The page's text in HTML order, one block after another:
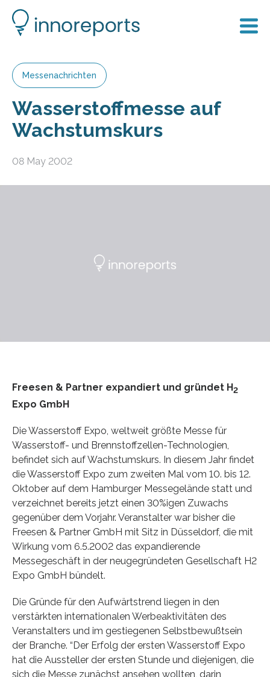
Messenachrichten
Wasserstoffmesse auf
Wachstumskurs
08 May 2002
Freesen & Partner expandiert und gründet H2
Expo GmbH
Die Wasserstoff Expo, weltweit größte Messe für
Wasserstoff- und Brennstoffzellen-Technologien,
befindet sich auf Wachstumskurs. In diesem Jahr findet
die Wasserstoff Expo zum zweiten Mal vom 10. bis 12.
Oktober auf dem Hamburger Messegelände statt und
verzeichnet bereits jetzt einen 30%igen Zuwachs
gegenüber dem Vorjahr. Veranstalter war bisher die
Freesen & Partner GmbH mit Sitz in Düsseldorf, die mit
Wirkung vom 6.5.2002 das expandierende
Messegeschäft in der neugegründeten Gesellschaft H2
Expo GmbH bündelt.
Die Gründe für den Aufwärtstrend liegen in den
verstärkten internationalen Werbeaktivitäten des
Veranstalters und im gestiegenen Selbstbewußtsein
der Branche. “Der Erfolg der ersten Wasserstoff Expo
hat die Aussteller der ersten Stunde und diejenigen, die
sich die Messe zunächst ansehen wollten, darin